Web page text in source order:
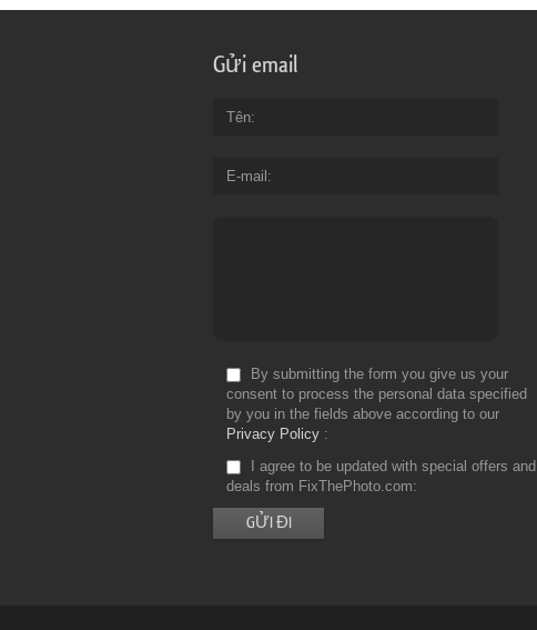
Gửi email
Tên
E-mail
By submitting the form you give us your
consent to process the personal data specified
by you in the fields above according to our
Privacy Policy
I agree to be updated with special offers and
deals from FixThePhoto.com